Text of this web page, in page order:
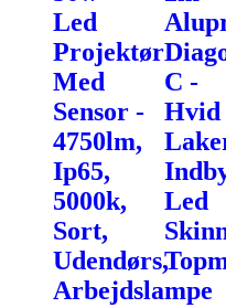
Led
Projektør
Med
Sensor -
4750lm,
Ip65,
5000k,
Sort,
Udendørs,
Arbejdslampe
C -
Hvid
Led